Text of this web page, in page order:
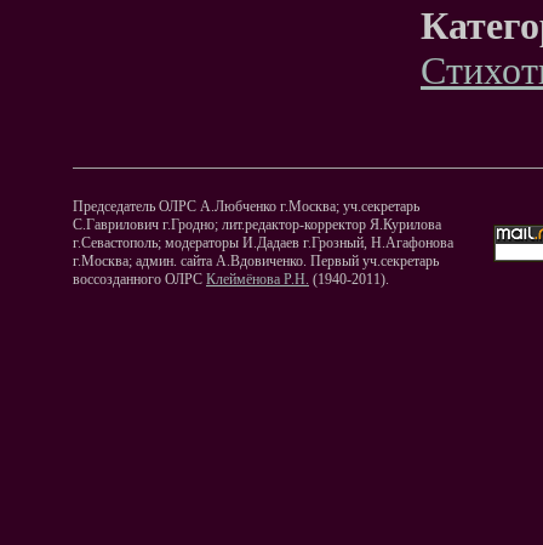
Председатель ОЛРС А.Любченко г.Москва; уч.секретарь
С.Гаврилович г.Гродно; лит.редактор-корректор Я.Курилова
г.Севастополь; модераторы И.Дадаев г.Грозный, Н.Агафонова
г.Москва; админ. сайта А.Вдовиченко. Первый уч.секретарь
воссозданного ОЛРС Клеймёнова Р.Н. (1940-2011).